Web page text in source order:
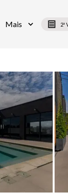
Mais 2ª